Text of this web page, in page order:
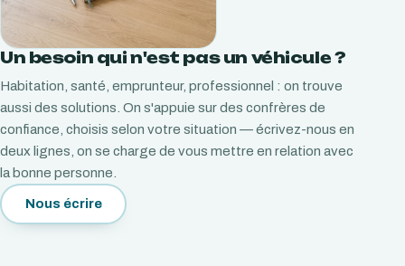
Un besoin qui n'est pas un véhicule ?
Habitation, santé, emprunteur, professionnel : on trouve
aussi des solutions. On s'appuie sur des confrères de
confiance, choisis selon votre situation — écrivez-nous en
deux lignes, on se charge de vous mettre en relation avec
la bonne personne.
Nous écrire